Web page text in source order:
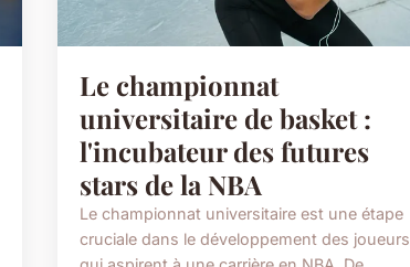
Le championnat
universitaire de basket :
l'incubateur des futures
stars de la NBA
Le championnat universitaire est une étape
cruciale dans le développement des joueurs